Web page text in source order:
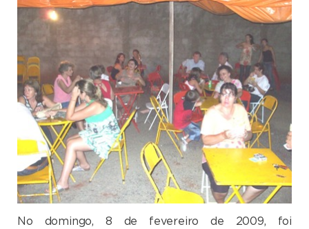
No domingo, 8 de fevereiro de 2009, foi